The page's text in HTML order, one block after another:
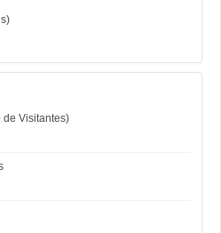
de Visitantes)